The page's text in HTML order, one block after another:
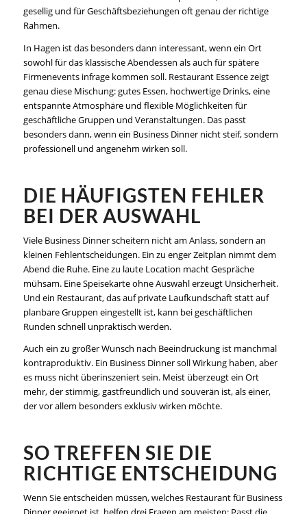
gesellig und für Geschäftsbeziehungen oft genau der richtige
Rahmen.
In Hagen ist das besonders dann interessant, wenn ein Ort
sowohl für das klassische Abendessen als auch für spätere
Firmenevents infrage kommen soll. Restaurant Essence zeigt
genau diese Mischung: gutes Essen, hochwertige Drinks, eine
entspannte Atmosphäre und flexible Möglichkeiten für
geschäftliche Gruppen und Veranstaltungen. Das passt
besonders dann, wenn ein Business Dinner nicht steif, sondern
professionell und angenehm wirken soll.
DIE HÄUFIGSTEN FEHLER
BEI DER AUSWAHL
Viele Business Dinner scheitern nicht am Anlass, sondern an
kleinen Fehlentscheidungen. Ein zu enger Zeitplan nimmt dem
Abend die Ruhe. Eine zu laute Location macht Gespräche
mühsam. Eine Speisekarte ohne Auswahl erzeugt Unsicherheit.
Und ein Restaurant, das auf private Laufkundschaft statt auf
planbare Gruppen eingestellt ist, kann bei geschäftlichen
Runden schnell unpraktisch werden.
Auch ein zu großer Wunsch nach Beeindruckung ist manchmal
kontraproduktiv. Ein Business Dinner soll Wirkung haben, aber
es muss nicht überinszeniert sein. Meist überzeugt ein Ort
mehr, der stimmig, gastfreundlich und souverän ist, als einer,
der vor allem besonders exklusiv wirken möchte.
SO TREFFEN SIE DIE
RICHTIGE ENTSCHEIDUNG
Wenn Sie entscheiden müssen, welches Restaurant für Business